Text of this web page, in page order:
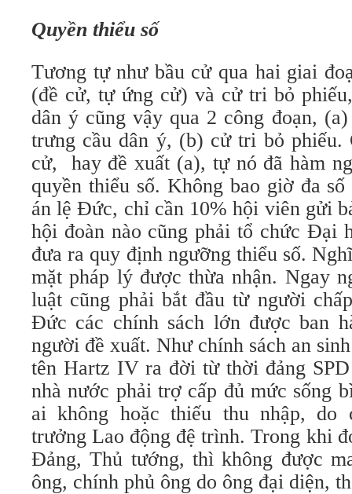
Quyền thiểu số
Tương tự như bầu cử qua hai giai
(đề cử, tự ứng cử) và cử tri bỏ
dân ý cũng vậy qua 2 công đoạn,
trưng cầu dân ý, (b) cử tri bỏ phiếu.
cử, hay đề xuất (a), tự nó đã hàm
quyền thiểu số. Không bao giờ đa
án lệ Đức, chỉ cần 10% hội viên gửi
hội đoàn nào cũng phải tổ chức Đại
đưa ra quy định ngưỡng thiểu số.
mặt pháp lý được thừa nhận. Ngay
luật cũng phải bắt đầu từ người
Đức các chính sách lớn được ban
người đề xuất. Như chính sách an
tên Hartz IV ra đời từ thời đảng
nhà nước phải trợ cấp đủ mức sống
ai không hoặc thiếu thu nhập, do
trưởng Lao động đệ trình. Trong khi
Đảng, Thủ tướng, thì không được
ông, chính phủ ông do ông đại diện,